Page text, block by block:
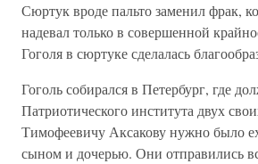
Сюртук вроде пальто заменил фрак,
надевал только в совершенной
Гоголя в сюртуке сделалась
Гоголь собирался в Петербург, где
Патриотического института двух
Тимофеевичу Аксакову нужно было
сыном и дочерью. Они отправились